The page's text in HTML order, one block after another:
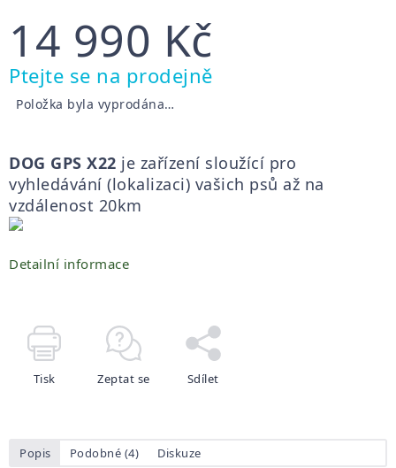
14 990 Kč
Měrná
cena:
Ptejte se na prodejně
Položka byla vyprodána…
DOG GPS X22 je zařízení sloužící pro
vyhledávání (lokalizaci) vašich psů až na
vzdálenost 20km
Detailní informace
Tisk Zeptat se Sdílet
Popis Podobné (4) Diskuze